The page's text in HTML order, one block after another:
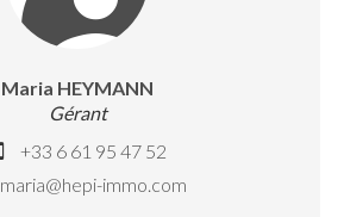
Maria HEYMANN
Gérant
+33 6 61 95 47 52
maria@hepi-immo.com